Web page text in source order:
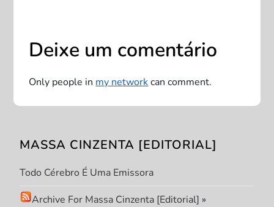
d
e
P
s
t
Deixe um comentário
Only people in my networkcan comment.
MASSA CINZENTA [EDITORIAL]
Todo Cérebro É Uma Emissora
Archive For Massa Cinzenta [Editorial] »